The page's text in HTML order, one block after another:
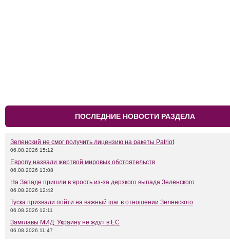
ПОСЛЕДНИЕ НОВОСТИ РАЗДЕЛА
Зеленский не смог получить лицензию на ракеты Patriot
06.08.2026 15:12
Европу назвали жертвой мировых обстоятельств
06.08.2026 13:08
На Западе пришли в ярость из-за дерзкого выпада Зеленского
06.08.2026 12:42
Туска призвали пойти на важный шаг в отношении Зеленского
06.08.2026 12:11
Замглавы МИД: Украину не ждут в ЕС
06.08.2026 11:47